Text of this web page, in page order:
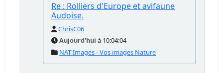
Re : Rolliers d'Europe et avifaune
Audoise.
ChrisC06
Aujourd'hui à 10:04:04
NAT'Images - Vos images Nature